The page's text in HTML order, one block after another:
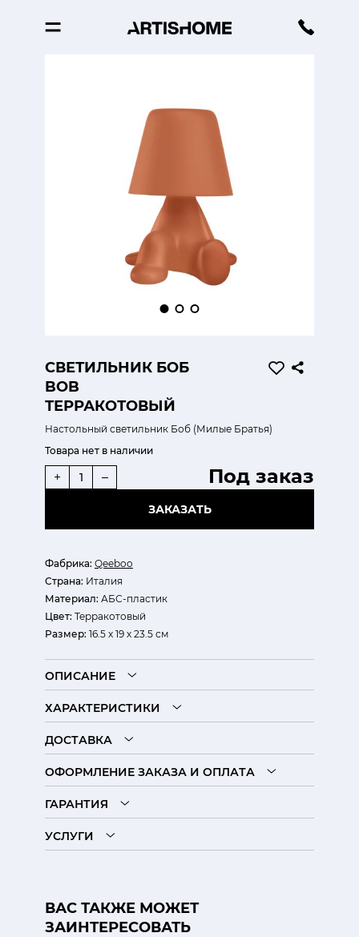
СВЕТИЛЬНИК БОБ
BOB
ТЕРРАКОТОВЫЙ
Настольный светильник Боб (Милые Братья)
Фабрика: Qeeboo
Страна: Италия
Материал: АБС-пластик
Цвет: Терракотовый
Размер: 16.5 х 19 х 23.5 см
Товара нет в наличии
Под заказ
+ –
ЗАКАЗАТЬ
ОПИСАНИЕ
ХАРАКТЕРИСТИКИ
ДОСТАВКА
ОФОРМЛЕНИЕ ЗАКАЗА И ОПЛАТА
ГАРАНТИЯ
УСЛУГИ
ВАС ТАКЖЕ МОЖЕТ
ЗАИНТЕРЕСОВАТЬ